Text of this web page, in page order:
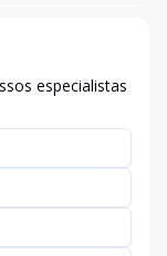
especialistas